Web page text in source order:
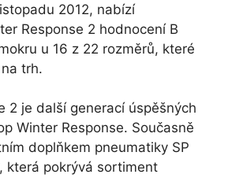
2012, nabízí
Response 2 hodnocení B
u 16 z 22 rozměrů, které
trh.
2 je další generací úspěšných
Winter Response. Současně
doplňkem pneumatiky SP
která pokrývá sortiment